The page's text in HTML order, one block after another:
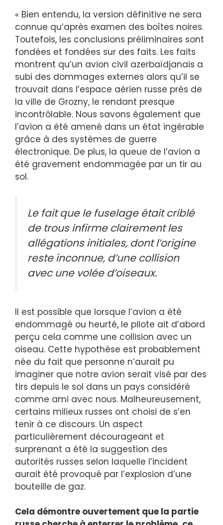
« Bien entendu, la version définitive ne sera
connue qu’après examen des boîtes noires.
Toutefois, les conclusions préliminaires sont
fondées et fondées sur des faits. Les faits
montrent qu’un avion civil azerbaïdjanais a
subi des dommages externes alors qu’il se
trouvait dans l’espace aérien russe près de
la ville de Grozny, le rendant presque
incontrôlable. Nous savons également que
l’avion a été amené dans un état ingérable
grâce à des systèmes de guerre
électronique. De plus, la queue de l’avion a
été gravement endommagée par un tir au
sol.
Le fait que le fuselage était criblé
de trous infirme clairement les
allégations initiales, dont l’origine
reste inconnue, d’une collision
avec une volée d’oiseaux.
Il est possible que lorsque l’avion a été
endommagé ou heurté, le pilote ait d’abord
perçu cela comme une collision avec un
oiseau. Cette hypothèse est probablement
née du fait que personne n’aurait pu
imaginer que notre avion serait visé par des
tirs depuis le sol dans un pays considéré
comme ami avec nous. Malheureusement,
certains milieux russes ont choisi de s’en
tenir à ce discours. Un aspect
particulièrement décourageant et
surprenant a été la suggestion des
autorités russes selon laquelle l’incident
aurait été provoqué par l’explosion d’une
bouteille de gaz.
Cela démontre ouvertement que la partie